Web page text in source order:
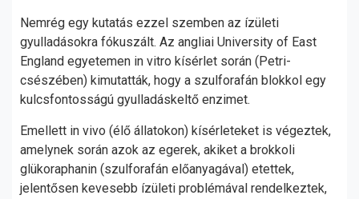
Nemrég egy kutatás ezzel szemben az ízületi
gyulladásokra fókuszált. Az angliai University of East
England egyetemen in vitro kísérlet során (Petri-
csészében) kimutatták, hogy a szulforafán blokkol egy
kulcsfontosságú gyulladáskeltő enzimet.
Emellett in vivo (élő állatokon) kísérleteket is végeztek,
amelynek során azok az egerek, akiket a brokkoli
glükoraphanin (szulforafán előanyagával) etettek,
jelentősen kevesebb ízületi problémával rendelkeztek,